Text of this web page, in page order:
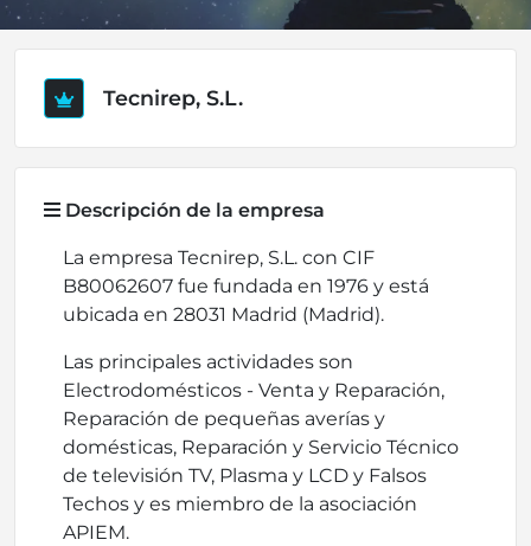
Tecnirep, S.L.
Descripción de la empresa
La empresa Tecnirep, S.L. con CIF
B80062607 fue fundada en 1976 y está
ubicada en 28031 Madrid (Madrid).
Las principales actividades son
Electrodomésticos - Venta y Reparación,
Reparación de pequeñas averías y
domésticas, Reparación y Servicio Técnico
de televisión TV, Plasma y LCD y Falsos
Techos y es miembro de la asociación
APIEM.